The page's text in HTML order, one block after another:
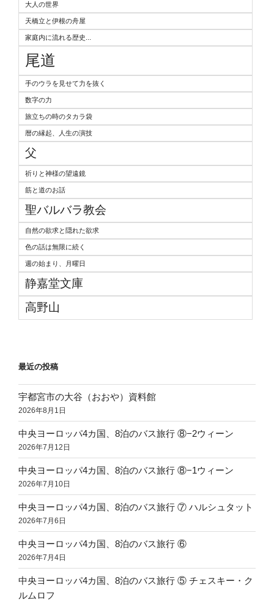
大人の世界
天橋立と伊根の舟屋
家庭内に流れる歴史...
尾道
手のウラを見せて力を抜く
数字の力
旅立ちの時のタカラ袋
暦の縁起、人生の演技
父
祈りと神様の望遠鏡
筋と道のお話
聖バルバラ教会
自然の欲求と隠れた欲求
色の話は無限に続く
週の始まり、月曜日
静嘉堂文庫
高野山
最近の投稿
宇都宮市の大谷（おおや）資料館
2026年8月1日
中央ヨーロッパ4カ国、8泊のバス旅行 ⑧−2ウィーン
2026年7月12日
中央ヨーロッパ4カ国、8泊のバス旅行 ⑧−1ウィーン
2026年7月10日
中央ヨーロッパ4カ国、8泊のバス旅行 ⑦ ハルシュタット
2026年7月6日
中央ヨーロッパ4カ国、8泊のバス旅行 ⑥
2026年7月4日
中央ヨーロッパ4カ国、8泊のバス旅行 ⑤ チェスキー・ク
ルムロフ